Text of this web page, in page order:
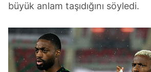
büyük anlam taşıdığını söyledi.